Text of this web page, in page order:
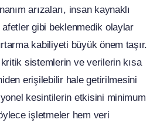
arızaları, insan kaynaklı
gibi beklenmedik olaylar
kabiliyeti büyük önem taşır.
sistemlerin ve verilerin kısa
erişilebilir hale getirilmesini
kesintilerin etkisini minimum
işletmeler hem veri